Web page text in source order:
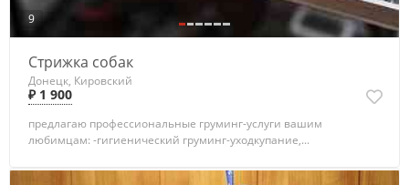
9
Стрижка собак
Донецк, Кировский
₽ 1 900
предлагаю профессиональные груминг-услуги вашим
любимцам: -гигиенический груминг-уходкупание,...